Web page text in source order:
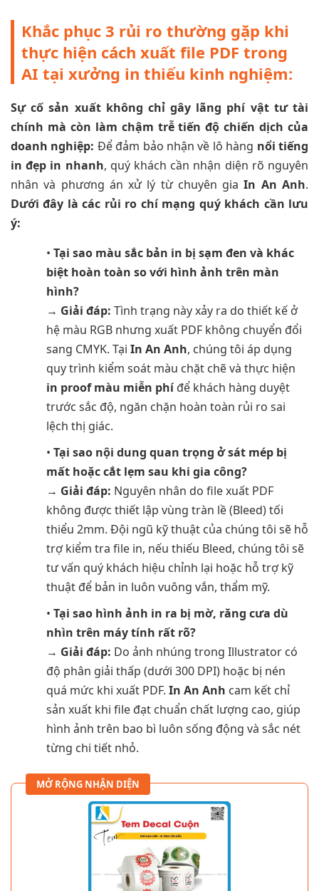
Khắc phục 3 rủi ro thường gặp khi
thực hiện cách xuất file PDF trong
AI tại xưởng in thiếu kinh nghiệm:
Sự cố sản xuất không chỉ gây lãng phí vật tư tài
chính mà còn làm chậm trễ tiến độ chiến dịch của
doanh nghiệp: Để đảm bảo nhận về lô hàng nổi tiếng
in đẹp in nhanh, quý khách cần nhận diện rõ nguyên
nhân và phương án xử lý từ chuyên giaIn An Anh.
Dưới đây là các rủi ro chí mạng quý khách cần lưu
ý:
• Tại sao màu sắc bản in bị sạm đen và khác
biệt hoàn toàn so với hình ảnh trên màn
hình?
→ Giải đáp: Tình trạng này xảy ra do thiết kế ở
hệ màu RGB nhưng xuất PDF không chuyển đổi
sang CMYK. Tại In An Anh, chúng tôi áp dụng
quy trình kiểm soát màu chặt chẽ và thực hiện
in proof màu miễn phíđể khách hàng duyệt
trước sắc độ, ngăn chặn hoàn toàn rủi ro sai
lệch thị giác.
• Tại sao nội dung quan trọng ở sát mép bị
mất hoặc cắt lẹm sau khi gia công?
→ Giải đáp: Nguyên nhân do file xuất PDF
không được thiết lập vùng tràn lề (Bleed) tối
thiểu 2mm. Đội ngũ kỹ thuật của chúng tôi sẽ hỗ
trợ kiểm tra file in, nếu thiếu Bleed, chúng tôi sẽ
tư vấn quý khách hiệu chỉnh lại hoặc hỗ trợ kỹ
thuật để bản in luôn vuông vắn, thẩm mỹ.
• Tại sao hình ảnh in ra bị mờ, răng cưa dù
nhìn trên máy tính rất rõ?
→ Giải đáp: Do ảnh nhúng trong Illustrator có
độ phân giải thấp (dưới 300 DPI) hoặc bị nén
quá mức khi xuất PDF. In An Anh cam kết chỉ
sản xuất khi file đạt chuẩn chất lượng cao, giúp
hình ảnh trên bao bì luôn sống động và sắc nét
từng chi tiết nhỏ.
MỞ RỘNG NHẬN DIỆN